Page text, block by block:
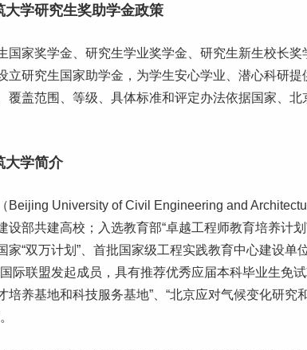
大学研究生奖助学金政策
国家奖学金、研究生学业奖学金、研究生新生校长奖
立研究生国家助学金，为学生安心学业、潜心科研
覆盖范围、等级、具体标准和评定办法依据国家、
大学简介
Beijing University of Civil Engineering and
设部共建高校；入选教育部“卓越工程师教育培养计
家“双万计划”、首批国家级工程实践教育中心建设单
际联盟发起成员，具有推荐优秀应届本科毕业生免
培养基地和科技服务基地”、“北京应对气候变化研究